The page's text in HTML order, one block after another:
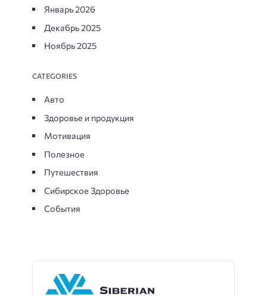
Январь 2026
Декабрь 2025
Ноябрь 2025
CATEGORIES
Авто
Здоровье и продукция
Мотивация
Полезное
Путешествия
Сибирское Здоровье
События